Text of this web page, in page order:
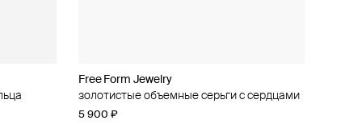
Free Form Jewelry
золотистые объемные серьги с сердцами
5 900 ₽
Herald Percy
серьги в форме банта с голубым
кристаллом-сердцем
Herald Percy
золотистые серьги с камнями
3 900 ₽
Herald Percy
серебристые серьги-шипы с кристаллами
7 380 ₽